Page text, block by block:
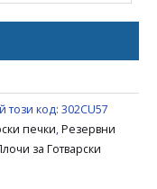
този код: 302CU57
печки,Резервни
за Готварски